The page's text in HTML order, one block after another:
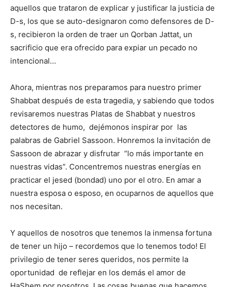
aquellos que trataron de explicar y justificar la justicia de
D-s, los que se auto-designaron como defensores de D-
s, recibieron la orden de traer un Qorban Jattat, un
sacrificio que era ofrecido para expiar un pecado no
intencional…
Ahora, mientras nos preparamos para nuestro primer
Shabbat después de esta tragedia, y sabiendo que todos
revisaremos nuestras Platas de Shabbat y nuestros
detectores de humo, dejémonos inspirar por las
palabras de Gabriel Sassoon. Honremos la invitación de
Sassoon de abrazar y disfrutar “lo más importante en
nuestras vidas”. Concentremos nuestras energías en
practicar el jesed (bondad) uno por el otro. En amar a
nuestra esposa o esposo, en ocuparnos de aquellos que
nos necesitan.
Y aquellos de nosotros que tenemos la inmensa fortuna
de tener un hijo – recordemos que lo tenemos todo! El
privilegio de tener seres queridos, nos permite la
oportunidad de reflejar en los demás el amor de